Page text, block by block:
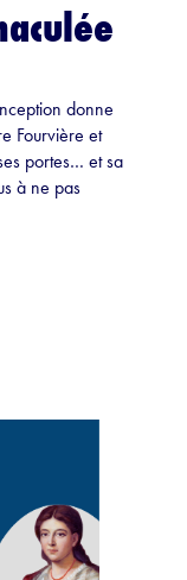
donne
Fourvière et
portes… et sa
à ne pas